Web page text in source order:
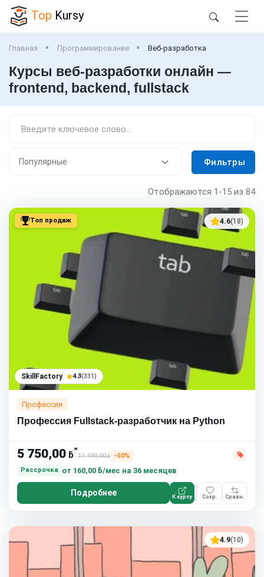
Top Kursy
Главная Программирование Веб-разработка
Курсы веб-разработки онлайн —
frontend, backend, fullstack
Фильтры
Отображаются 1-15 из 84
Топ продаж 4.6(18)
SkillFactory 4.3(331)
Профессия
Профессия Fullstack-разработчик на Python
5 750,00 ƃ*
11 490,00ƃ
−50%
Рассрочка
от 160,00 ƃ/мес на 36 месяцев
Подробнее К курсу Сохр. Сравн.
4.9(10)